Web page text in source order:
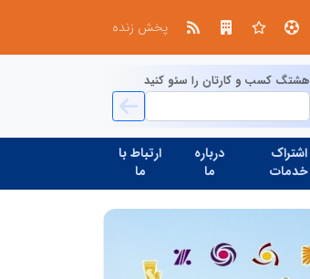
پخش زنده
هشتگ کسب و کارتان را سئو کنید
اشتراک
خدمات
درباره
ما
ارتباط با
ما